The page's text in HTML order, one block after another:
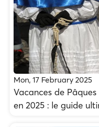
Mon, 17 February 2025
Vacances de
en 2025 : le guide